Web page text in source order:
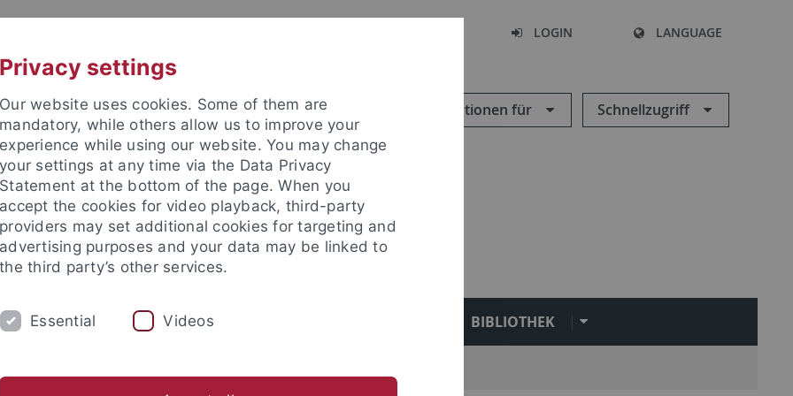
LOGIN LANGUAGE
Informationen für Schnellzugriff
Fakultät
INTERNATIONAL BIBLIOTHEK
Privacy settings
Our website uses cookies. Some of them are
mandatory, while others allow us to improve your
experience while using our website. You may change
your settings at any time via the Data Privacy
Statement at the bottom of the page. When you
accept the cookies for video playback, third-party
providers may set additional cookies for targeting and
advertising purposes and your data may be linked to
the third party’s other services.
Essential Videos